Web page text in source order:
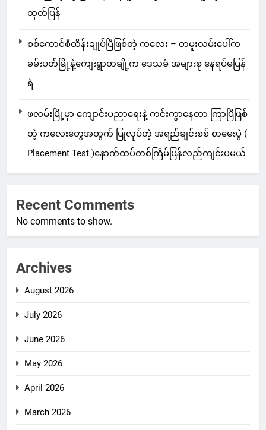
ထုတ်ပြန်
စစ်ကောင်စီထိန်းချုပ်ပြီဖြစ်တဲ့ ကလေး – တမူးလမ်းပေါ်က
ခမ်းပတ်မြို့နဲ့ကျေးရွာတချို့က ဒေသခံ အများစု နေရပ်မပြန်
ရဲ
ဖလမ်းမြို့မှာ ကျောင်းပညာရေးနဲ့ ကင်းကွာနေတာ ကြာပြီဖြစ်
တဲ့ ကလေးတွေအတွက် ပြုလုပ်တဲ့ အရည်ချင်းစစ် စာမေးပွဲ (
Placement Test )နောက်ထပ်တစ်ကြိမ်ပြန်လည်ကျင်းပမယ်
Recent Comments
No comments to show.
Archives
August 2026
July 2026
June 2026
May 2026
April 2026
March 2026